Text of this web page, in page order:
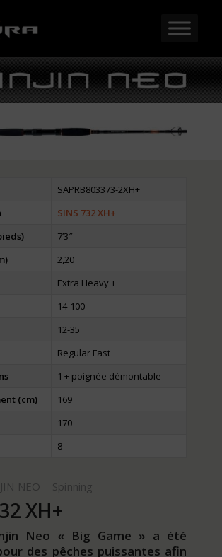
SAPRB803373-2XH+
SINS 732 XH+
7’3″
2,20
Extra Heavy +
14-100
12-35
Regular Fast
1 + poignée démontable
(cm)
169
170
8
NEO – Spinning
XH+
Neo « Big Game » a été
des pêches puissantes afin